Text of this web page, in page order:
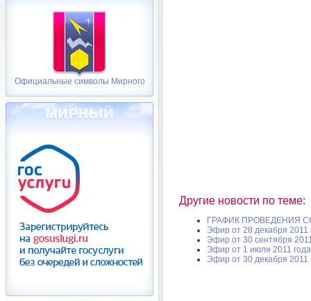
Официальные символы Мирного
Другие новости по теме:
ГРАФИК ПРОВЕДЕНИЯ
Эфир от 28 декабря 2011
Эфир от 30 сентября
Эфир от 1 июля 2011 года
Эфир от 30 декабря 2011